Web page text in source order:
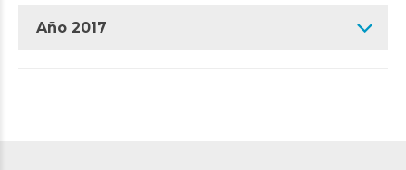
Año 2017